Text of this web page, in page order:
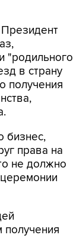
Президент
"родильного
в страну
получения
бизнес,
права на
не должно
получения